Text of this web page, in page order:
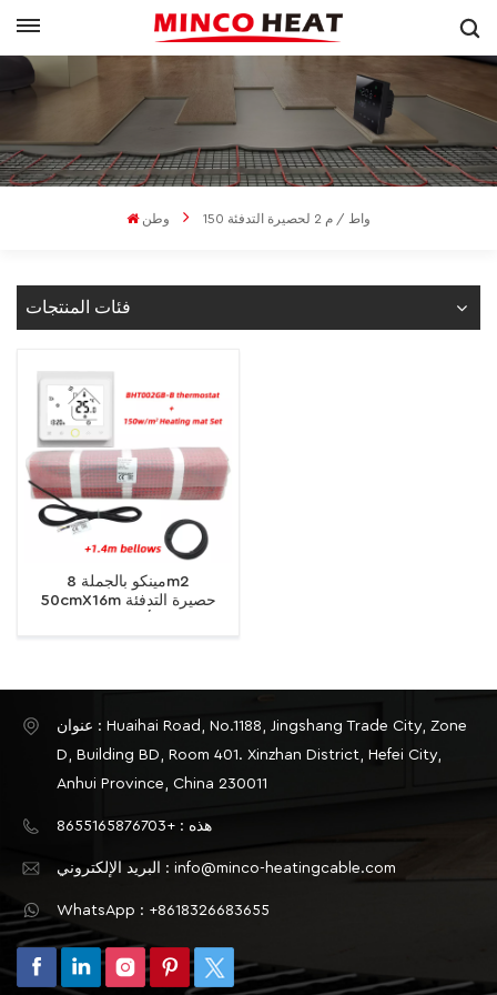
وطن 150 واط / م 2 لحصيرة التدفئة
فئات المنتجات
مينكو بالجملة 8m2
50cmX16m حصيرة التدفئة
عنوان : Huaihai Road, No.1188, Jingshang Trade City, Zone
D, Building BD, Room 401. Xinzhan District, Hefei City,
Anhui Province, China 230011
هذه : +8655165876703
البريد الإلكتروني : info@minco-heatingcable.com
WhatsApp : +8618326683655